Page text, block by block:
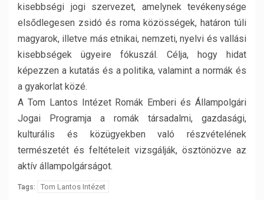
kisebbségi jogi szervezet, amelynek tevékenysége
elsődlegesen zsidó és roma közösségek, határon túli
magyarok, illetve más etnikai, nemzeti, nyelvi és vallási
kisebbségek ügyeire fókuszál. Célja, hogy hidat
képezzen a kutatás és a politika, valamint a normák és
a gyakorlat közé.
A Tom Lantos Intézet Romák Emberi és Állampolgári
Jogai Programja a romák társadalmi, gazdasági,
kulturális és közügyekben való részvételének
természetét és feltételeit vizsgálják, ösztönözve az
aktív állampolgárságot.
Tags: Tom Lantos Intézet